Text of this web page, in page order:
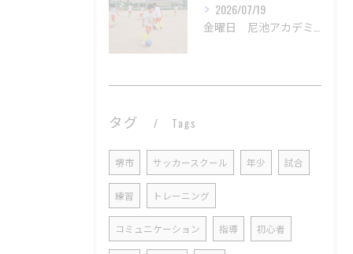
2026/07/19
タグ Tags
堺市 サッカースクール 年少 試合
練習 トレーニング
コミュニケーション 指導 初心者